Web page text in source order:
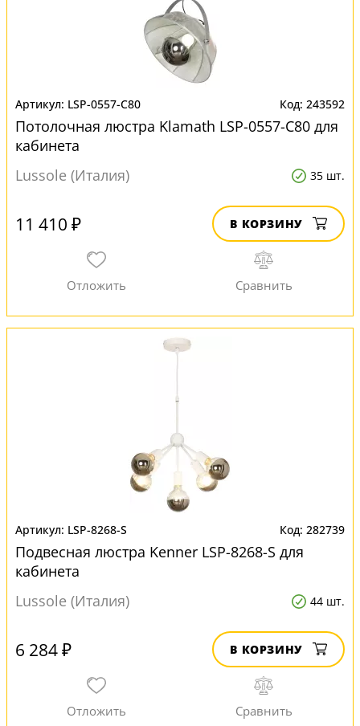
LSP-0557-C80 243592
Потолочная люстра Klamath LSP-0557-C80 для
кабинета
Lussole (Италия)
35 шт.
11 410 ₽ В КОРЗИНУ
LSP-8268-S 282739
Подвесная люстра Kenner LSP-8268-S для
кабинета
Lussole (Италия)
44 шт.
6 284 ₽ В КОРЗИНУ